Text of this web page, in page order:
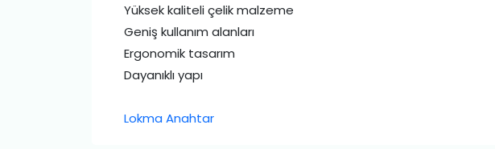
Yüksek kaliteli çelik malzeme
Geniş kullanım alanları
Ergonomik tasarım
Dayanıklı yapı
Lokma Anahtar